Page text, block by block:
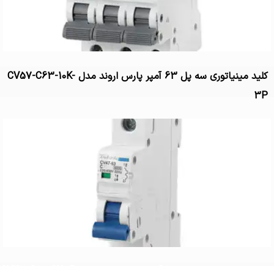
کلید مینیاتوری سه پل 63 آمپر پارس اروند مدل CV57-C63-10K-
3P